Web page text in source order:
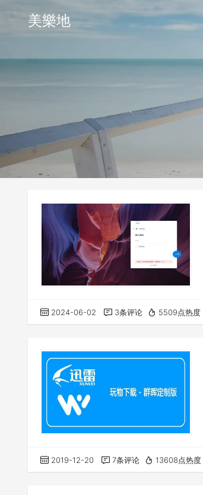
美樂地
2024-06-02 3条评论 5509点热度
2019-12-20 7条评论 13608点热度